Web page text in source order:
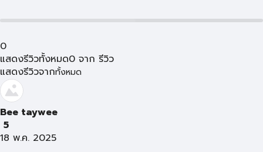
0
แสดงรีวิวทั้งหมด0 จาก รีวิว
แสดงรีวิวจากทั้งหมด
Bee taywee
5
18 พ.ค. 2025